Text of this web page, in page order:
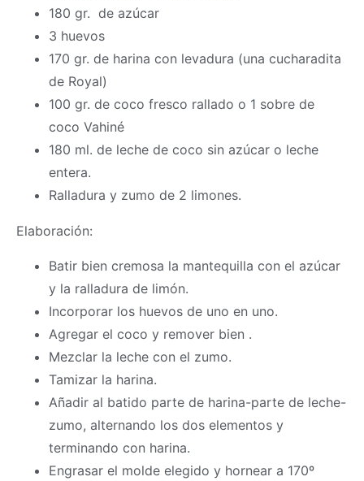
180 gr. de azúcar
3 huevos
170 gr. de harina con levadura (una cucharadita
de Royal)
100 gr. de coco fresco rallado o 1 sobre de
coco Vahiné
180 ml. de leche de coco sin azúcar o leche
entera.
Ralladura y zumo de 2 limones.
Elaboración:
Batir bien cremosa la mantequilla con el azúcar
y la ralladura de limón.
Incorporar los huevos de uno en uno.
Agregar el coco y remover bien .
Mezclar la leche con el zumo.
Tamizar la harina.
Añadir al batido parte de harina-parte de leche-
zumo, alternando los dos elementos y
terminando con harina.
Engrasar el molde elegido y hornear a 170º